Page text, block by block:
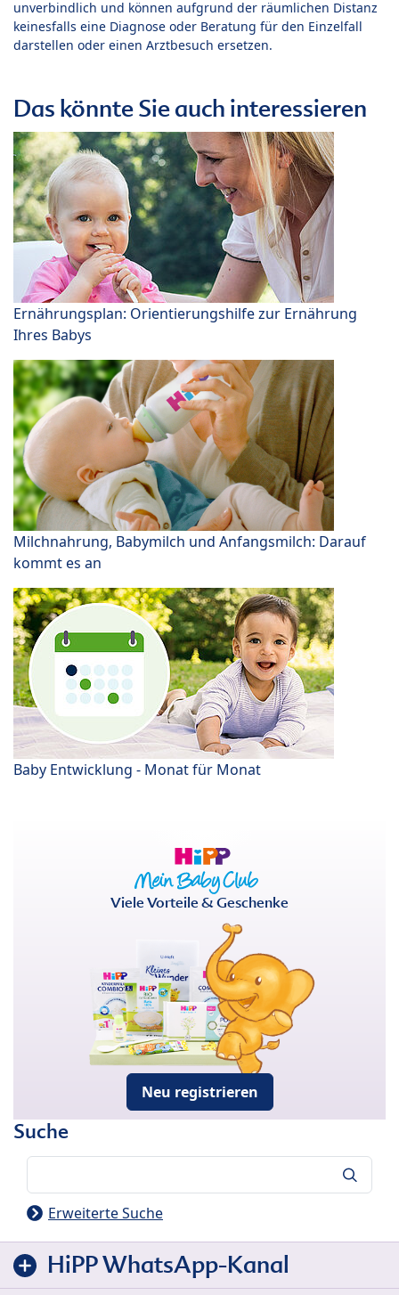
unverbindlich und können aufgrund der räumlichen Distanz
keinesfalls eine Diagnose oder Beratung für den Einzelfall
darstellen oder einen Arztbesuch ersetzen.
Das könnte Sie auch interessieren
Ernährungsplan: Orientierungshilfe zur Ernährung
Ihres Babys
Milchnahrung, Babymilch und Anfangsmilch: Darauf
kommt es an
Baby Entwicklung - Monat für Monat
Viele Vorteile & Geschenke
Neu registrieren
Suche
Erweiterte Suche
HiPP WhatsApp-Kanal